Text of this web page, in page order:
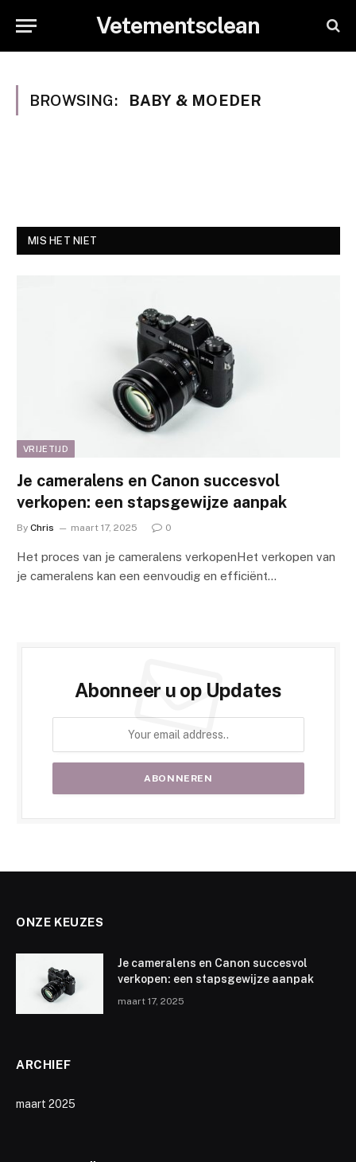
Vetementsclean
BROWSING: BABY & MOEDER
MIS HET NIET
VRIJETIJD
Je cameralens en Canon succesvol
verkopen: een stapsgewijze aanpak
By Chris maart 17, 2025 0
Het proces van je cameralens verkopenHet verkopen van
je cameralens kan een eenvoudig en efficiënt…
Abonneer u op Updates
ONZE KEUZES
Je cameralens en Canon succesvol
verkopen: een stapsgewijze aanpak
maart 17, 2025
ARCHIEF
maart 2025